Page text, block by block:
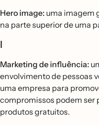
Hero image: uma imagem
na parte superior de uma
I
Marketing de influência:
envolvimento de pessoas
uma empresa para
compromissos podem ser
produtos gratuitos.